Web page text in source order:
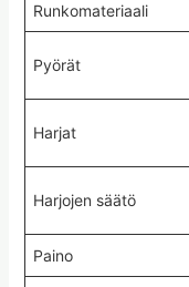
Runkomateriaali
Pyörät
Harjat
Harjojen säätö
Paino